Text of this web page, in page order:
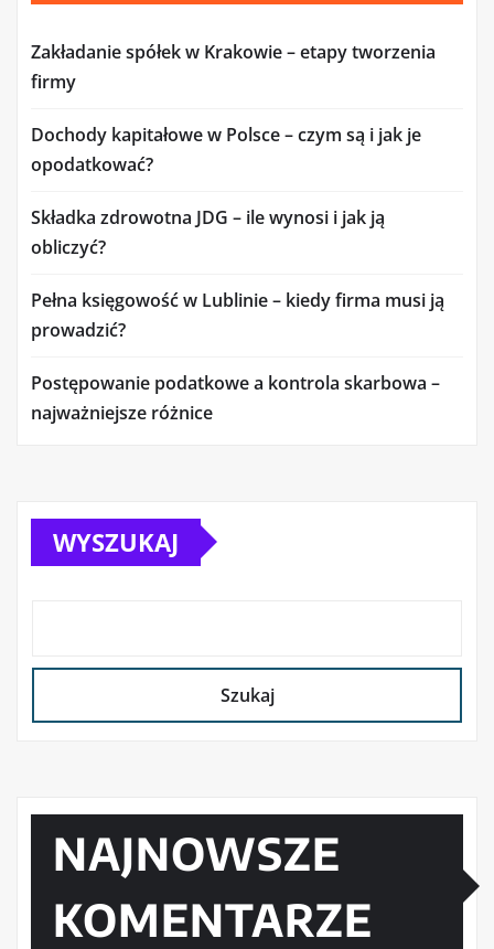
Zakładanie spółek w Krakowie – etapy tworzenia
firmy
Dochody kapitałowe w Polsce – czym są i jak je
opodatkować?
Składka zdrowotna JDG – ile wynosi i jak ją
obliczyć?
Pełna księgowość w Lublinie – kiedy firma musi ją
prowadzić?
Postępowanie podatkowe a kontrola skarbowa –
najważniejsze różnice
WYSZUKAJ
Szukaj
NAJNOWSZE
KOMENTARZE